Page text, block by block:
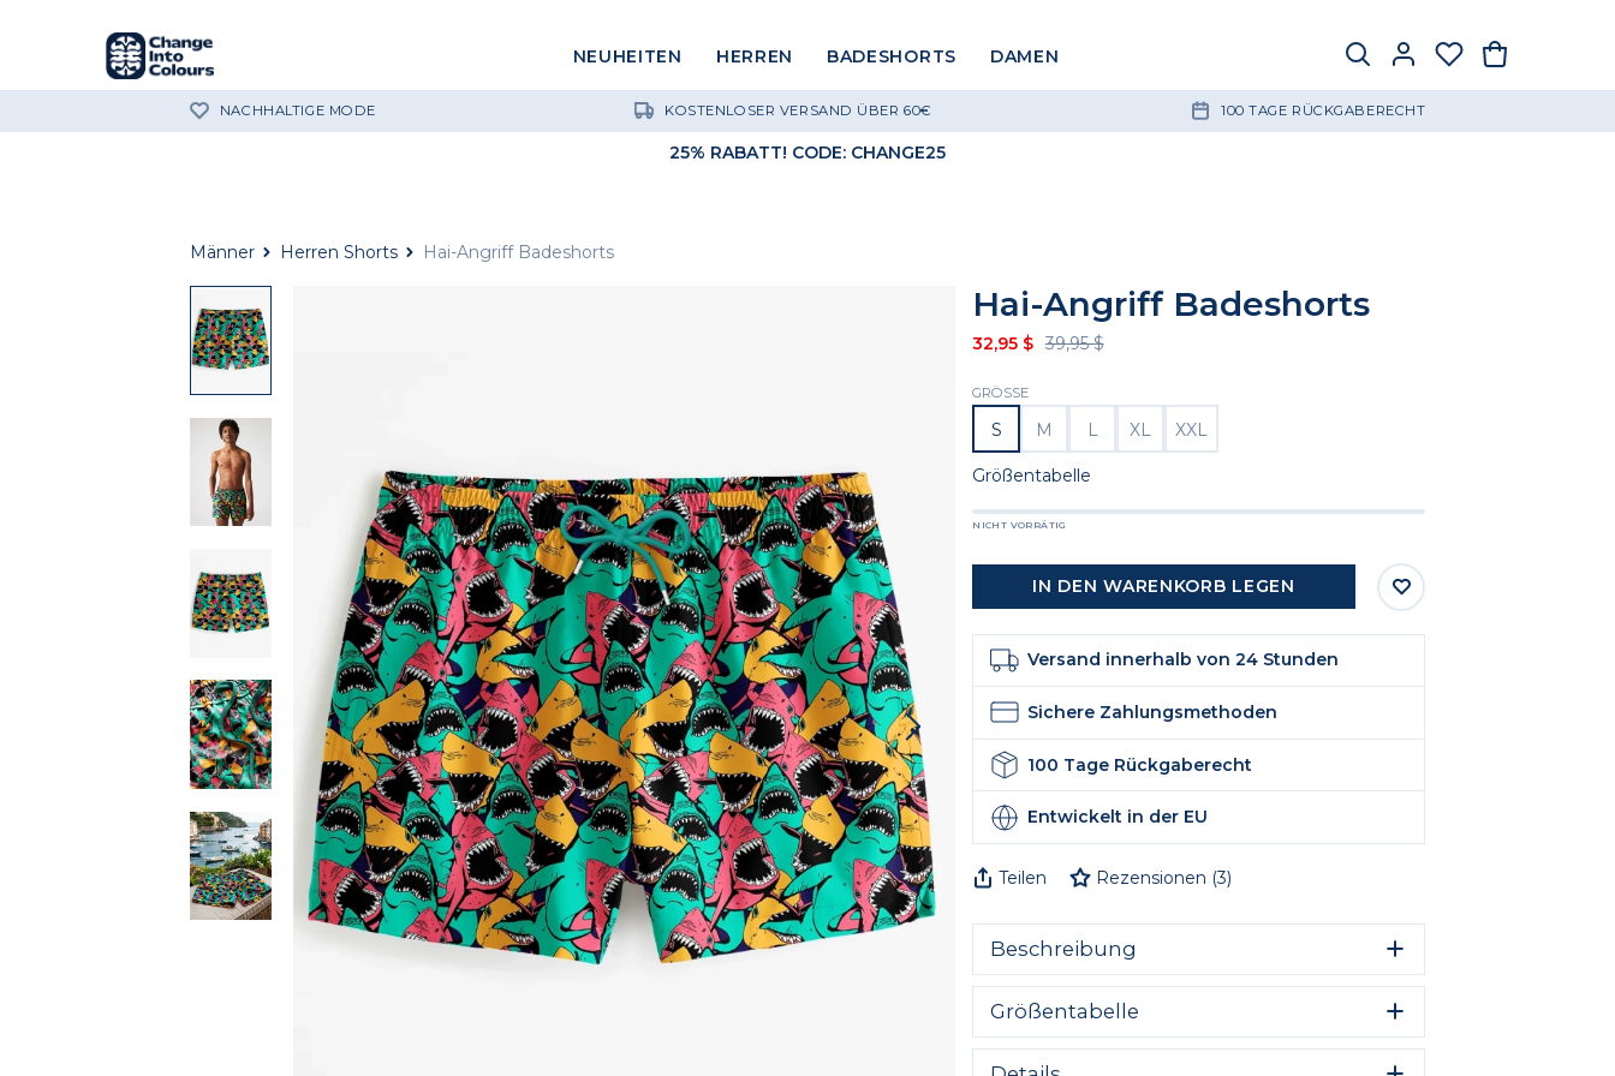
NEUHEITEN HERREN BADESHORTS DAMEN
NACHHALTIGE MODE KOSTENLOSER VERSAND ÜBER 60€ 100 TAGE RÜCKGABERECHT
25% RABATT! CODE: CHANGE25
Männer Herren Shorts
Hai-Angriff Badeshorts
Hai-
Angriff
Badeshorts
Hai-
Angriff
Badeshorts
Angriff
Badeshorts
Hai-
Angriff
Badeshorts
Hai-
Angriff
Badeshorts
Hai-Angriff Badeshorts
32,95 $ 39,95 $
GRÖSSE
S M L XL XXL
Größentabelle
NICHT VORRÄTIG
IN DEN WARENKORB LEGEN
Versand innerhalb von 24 Stunden
Sichere Zahlungsmethoden
100 Tage Rückgaberecht
Entwickelt in der EU
Teilen Rezensionen (3)
Beschreibung
Außergewöhnliche Badeshorts für Männer, die
Komfort und Stil schätzen. Die Change Into
Colours Shorts vereinen beide Eigenschaften und
Größentabelle